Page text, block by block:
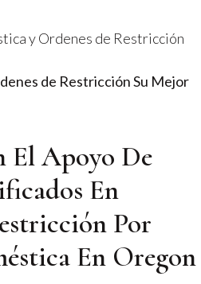
y Ordenes de Restricción
de RestricciónSu Mejor
El Apoyo De
En
Por
En Oregon